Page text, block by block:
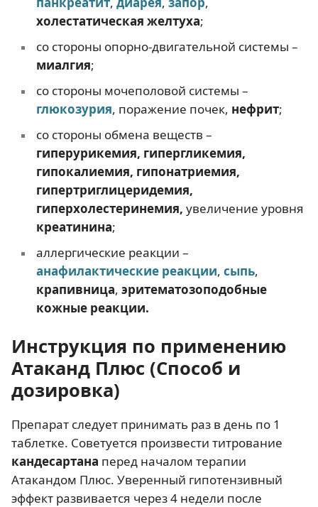
холестатическая желтуха;
со стороны опорно-двигательной системы –
миалгия;
со стороны мочеполовой системы –
глюкозурия, поражение почек, нефрит;
со стороны обмена веществ –
гиперурикемия, гипергликемия,
гипокалиемия, гипонатриемия,
гипертриглицеридемия,
гиперхолестеринемия, увеличение уровня
креатинина;
аллергические реакции –
анафилактические реакции, сыпь,
крапивница, эритематозоподобные
кожные реакции.
Инструкция по применению
Атаканд Плюс (Способ и
дозировка)
Препарат следует принимать раз в день по 1
таблетке. Советуется произвести титрование
кандесартана перед началом терапии
Атакандом Плюс. Уверенный гипотензивный
эффект развивается через 4 недели после